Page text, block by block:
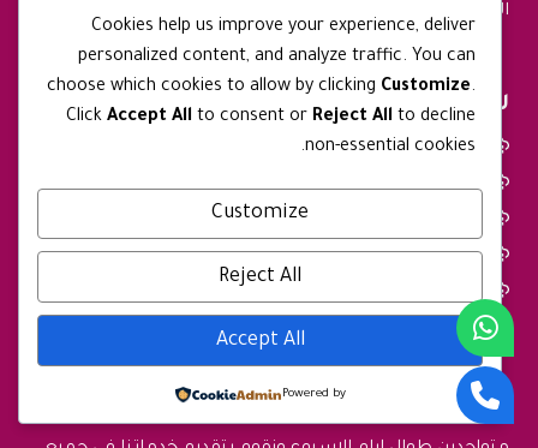
الخارج ومتابعة كافة خدمات التجنيس بحترافية عالية
روابط مهمه
الرئيسية
الأسئلة الشائعة
معلومات التواصل
Cookies help us improve your experience, deliver
personalized content, and analyze traffic. You can
choose which cookies to allow by clicking Customize.
ClickAccept All to consent or Reject All to decline
non-essential cookies.
Customize
Reject All
Accept All
Powered by